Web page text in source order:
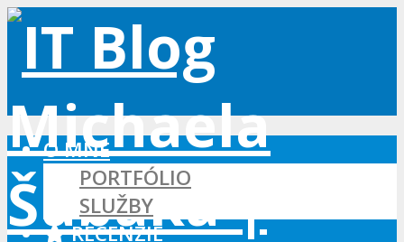
O MNE
PORTFÓLIO
SLUŽBY
RECENZIE